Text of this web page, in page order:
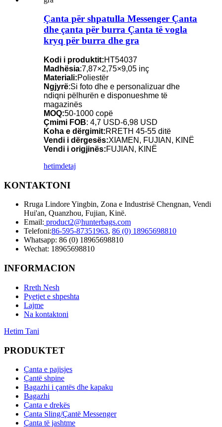
Çanta për shpatulla Messenger Çanta
dhe çanta për burra Çanta të vogla
kryq për burra dhe gra
Kodi i produktit:HT54037
Madhësia:7,87×2,75×9,05 inç
Materiali:Poliestër
Ngjyrë:Si foto dhe e personalizuar dhe
ndiqni pëlhurën e disponueshme të
magazinës
MOQ:50-1000 copë
Çmimi FOB: 4,7 USD-6,98 USD
Koha e dërgimit:RRETH 45-55 ditë
Vendi i dërgesës:XIAMEN, FUJIAN, KINË
Vendi i origjinës:FUJIAN, KINË
hetimdetaj
KONTAKTONI
Rruga Lindore Yingbin, Zona e Industrisë Chengnan, Vendi
Hui'an, Quanzhou, Fujian, Kinë.
Email: product2@hunterbags.com
Telefoni:86-595-87351963, 86 (0) 18965698810
Whatsapp: 86 (0) 18965698810
Wechat: 18965698810
INFORMACION
Rreth Nesh
Pyetjet e shpeshta
Lajme
Na kontaktoni
Hetim Tani
PRODUKTET
Çanta e pajisjes
Çantë shpine
Bagazhi i çantës dhe kapaku
Bagazhi
Çanta e drekës
Çanta Sling/Çantë Messenger
Çanta të jashtme